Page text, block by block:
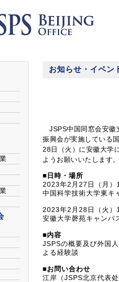
お知らせ・イベン
JSPS中国同窓会安徽
振興会が実施している
28日（火）に安徽大学
ようお願いいたします
■日時・場所
2023年2月27日（月
中国科学技術大学東キ
2023年2月28日（火
安徽大学磬苑キャンパ
■内容
JSPSの概要及び外国
よる経験談
■お問い合わせ
江岸（JSPS北京代表